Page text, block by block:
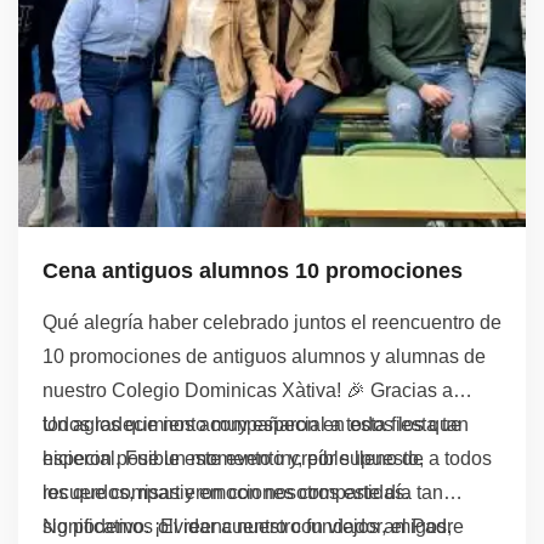
Cena antiguos alumnos 10 promociones
Qué alegría haber celebrado juntos el reencuentro de
10 promociones de antiguos alumnos y alumnas de
nuestro Colegio Dominicas Xàtiva! 🎉 Gracias a
todos los que nos acompañaron en esta fiesta tan
especial. Fue un momento increíble lleno de
recuerdos, risas y emociones compartidas.
Un agradecimiento muy especial a todos los que
hicieron posible este evento y, por supuesto, a todos
los que compartieron con nosotros este día tan
significativo. ¡El reencuentro con viejos amigos,
No podemos olvidar a nuestro fundador, el Padre